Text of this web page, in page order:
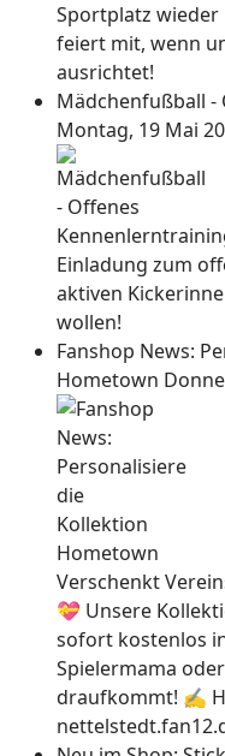
Sportplatz
feiert mit, wenn
ausrichtet!
Mädchenfußball -
Montag, 19 Mai
Einladung zum
aktiven
wollen!
Fanshop News:
Hometown
Verschenkt
💝 Unsere
sofort kostenlos
Spielermama
draufkommt! ✍